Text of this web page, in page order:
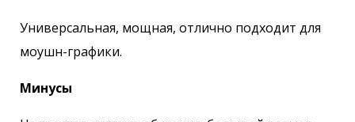
Универсальная, мощная, отлично подходит для
моушн-графики.
Минусы